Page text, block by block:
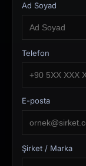
Ad Soyad
Telefon
E-posta
Şirket / Marka